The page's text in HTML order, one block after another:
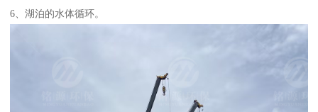
6、湖泊的水体循环。